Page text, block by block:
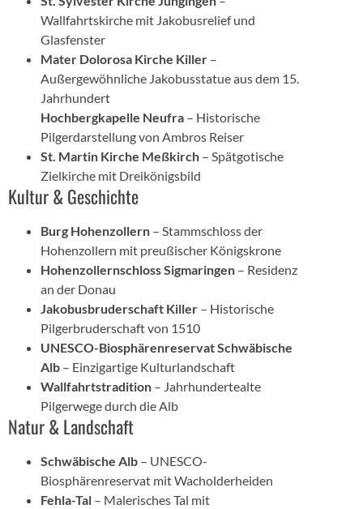
Wallfahrtskirche mit Jakobusrelief und
Glasfenster
Mater Dolorosa Kirche Killer –
Außergewöhnliche Jakobusstatue aus dem 15.
Jahrhundert
Hochbergkapelle Neufra – Historische
Pilgerdarstellung von Ambros Reiser
St. Martin Kirche Meßkirch – Spätgotische
Zielkirche mit Dreikönigsbild
Kultur & Geschichte
Burg Hohenzollern – Stammschloss der
Hohenzollern mit preußischer Königskrone
Hohenzollernschloss Sigmaringen – Residenz
an der Donau
Jakobusbruderschaft Killer – Historische
Pilgerbruderschaft von 1510
UNESCO-Biosphärenreservat Schwäbische
Alb – Einzigartige Kulturlandschaft
Wallfahrtstradition – Jahrhundertealte
Pilgerwege durch die Alb
Natur & Landschaft
Schwäbische Alb – UNESCO-
Biosphärenreservat mit Wacholderheiden
Fehla-Tal – Malerisches Tal mit